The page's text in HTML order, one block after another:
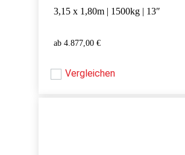
3,15 x 1,80m | 1500kg | 13″
4.877,00 €
4.877,00
Vergleichen